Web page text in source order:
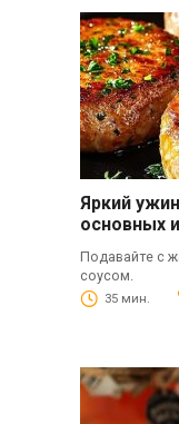
Яркий
основных
Подавайте с
соусом.
35 мин.